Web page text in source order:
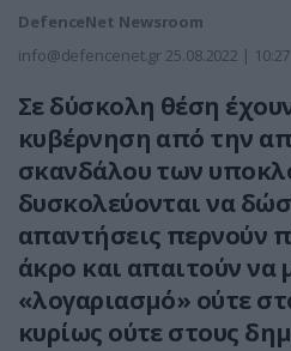
DefenceNet Newsroom
info@defencenet.gr 25.08.2022 | 10:27
Σε δύσκολη θέση
κυβέρνηση από την
σκανδάλου των
δυσκολεύονται να
απαντήσεις περνούν
άκρο και απαιτούν να
«λογαριασμό» ούτε
κυρίως ούτε στους